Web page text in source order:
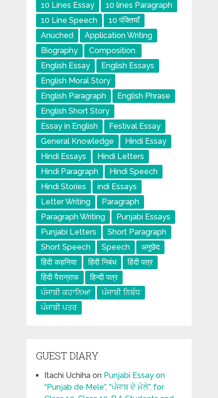
10 Lines Essay
10 lines Paragraph
10 Line Speech
10 पंक्तियाँ
Anuched
Application Writing
Biography
Composition.
English Essay
English Essays
English Moral Story
English Paragraph
English Phrase
English Short Story
Essay in English
Festival Essay
General Knowledge
Hindi Essay
Hindi Essays
Hindi Letters
Hindi Paragraph
Hindi Speech
Hindi Stories
indi Essays
Letter Writing
Paragraph
Paragraph Writing
Punjabi Essays
Punjabi Letters
Short Paragraph
Short Speech
Speech
अनुछेद
हिंदी कहनिया
हिंदी निबंध
हिंदी पत्र
हिंदी पैराग्राफ
हिन्दी पत्र
ਪੰਜਾਬੀ ਕਹਾਨਿਆ
ਪੰਜਾਬੀ ਨਿਬੰਧ
ਪੰਜਾਬੀ ਪਤਰ
GUEST DIARY
Itachi Uchihaon Punjabi Essay on
“Punjab de Mele”, “ਪੰਜਾਬ ਦੇ ਮੇਲੇ”, for